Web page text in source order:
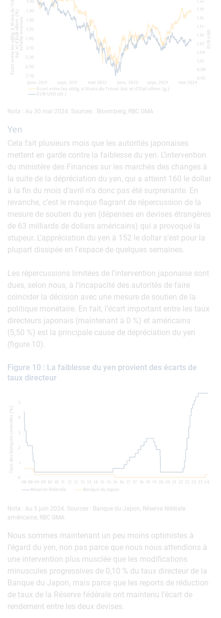
Nota : Au 30 mai 2024. Sources : Bloomberg, RBC GMA
Yen
Cela fait plusieurs mois que les autorités japonaises
mettent en garde contre la faiblesse du yen. L’intervention
du ministère des Finances sur les marchés des changes à
la suite de la dépréciation du yen, qui a atteint 160 le dollar
à la fin du mois d’avril n’a donc pas été surprenante. En
revanche, c’est le manque flagrant de répercussion de la
mesure de soutien du yen (dépenses en devises étrangères
de 63 milliards de dollars américains) qui a provoqué la
stupeur. L’appréciation du yen à 152 le dollar s’est pour la
plupart dissipée en l’espace de quelques semaines.
Les répercussions limitées de l’intervention japonaise sont
dues, selon nous, à l’incapacité des autorités de faire
coïncider la décision avec une mesure de soutien de la
politique monétaire. En fait, l’écart important entre les taux
directeurs japonais (maintenant à 0 %) et américains
(5,50 %) est la principale cause de dépréciation du yen
(figure 10).
Figure 10 : La faiblesse du yen provient des écarts de
taux directeur
Nota : Au 5 juin 2024. Sources : Banque du Japon, Réserve fédérale
américaine, RBC GMA
Nous sommes maintenant un peu moins optimistes à
l’égard du yen, non pas parce que nous nous attendions à
une intervention plus musclée que les modifications
minuscules progressives de 0,10 % du taux directeur de la
Banque du Japon, mais parce que les reports de réduction
de taux de la Réserve fédérale ont maintenu l’écart de
rendement entre les deux devises.